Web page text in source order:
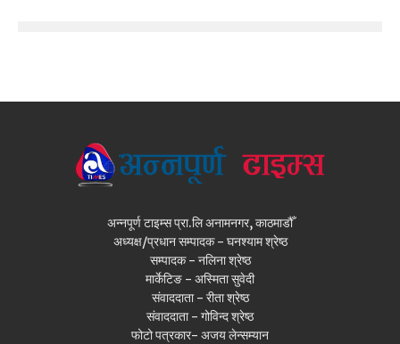
अन्नपूर्ण टाइम्स प्रा.लि अनामनगर, काठमाडौँ
अध्यक्ष/प्रधान सम्पादक - घनश्याम श्रेष्ठ
सम्पादक - नलिना श्रेष्ठ
मार्केटिङ - अस्मिता सुवेदी
संवाददाता - रीता श्रेष्ठ
संवाददाता - गोविन्द श्रेष्ठ
फोटो पत्रकार- अजय लेन्सम्यान